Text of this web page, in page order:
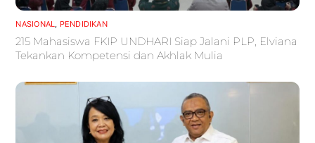
NASIONAL, PENDIDIKAN
215 Mahasiswa FKIP UNDHARI Siap Jalani PLP, Elviana
Tekankan Kompetensi dan Akhlak Mulia